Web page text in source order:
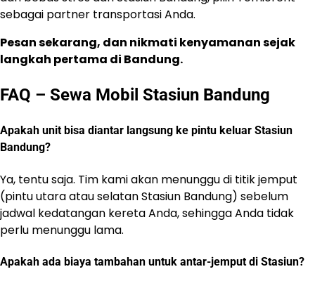
sebagai partner transportasi Anda.
Pesan sekarang, dan nikmati kenyamanan sejak
langkah pertama di Bandung.
FAQ – Sewa Mobil Stasiun Bandung
Apakah unit bisa diantar langsung ke pintu keluar Stasiun
Bandung?
Ya, tentu saja. Tim kami akan menunggu di titik jemput
(pintu utara atau selatan Stasiun Bandung) sebelum
jadwal kedatangan kereta Anda, sehingga Anda tidak
perlu menunggu lama.
Apakah ada biaya tambahan untuk antar-jemput di Stasiun?